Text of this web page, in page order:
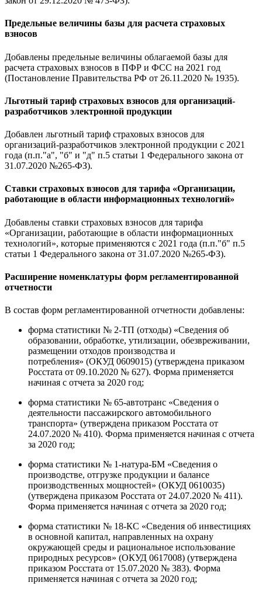
Предельные величины базы для расчета страховых
взносов
Добавлены предельные величины облагаемой базы для
расчета страховых взносов в ПФР и ФСС на 2021 год
(Постановление Правительства РФ от 26.11.2020 № 1935).
Льготный тариф страховых взносов для организаций-
разработчиков электронной продукции
Добавлен льготный тариф страховых взносов для
организаций-разработчиков электронной продукции с 2021
года (п.п."а", "б" и "д" п.5 статьи 1 Федерального закона от
31.07.2020 №265-ФЗ).
Ставки страховых взносов для тарифа «Организации,
работающие в области информационных технологий»
Добавлены ставки страховых взносов для тарифа
«Организации, работающие в области информационных
технологий», которые применяются с 2021 года (п.п."б" п.5
статьи 1 Федерального закона от 31.07.2020 №265-ФЗ).
Расширение номенклатуры форм регламентированной
отчетности
В состав форм регламентированной отчетности добавлены:
форма статистики № 2-ТП (отходы) «Сведения об
образовании, обработке, утилизации, обезвреживании,
размещении отходов производства и
потребления» (ОКУД 0609015) (утверждена приказом
Росстата от 09.10.2020 № 627). Форма применяется
начиная с отчета за 2020 год;
форма статистики № 65-автотранс «Сведения о
деятельности пассажирского автомобильного
транспорта» (утверждена приказом Росстата от
24.07.2020 № 410). Форма применяется начиная с отчета
за 2020 год;
форма статистики № 1-натура-БМ «Сведения о
производстве, отгрузке продукции и балансе
производственных мощностей» (ОКУД 0610035)
(утверждена приказом Росстата от 24.07.2020 № 411).
Форма применяется начиная с отчета за 2020 год;
форма статистики № 18-КС «Сведения об инвестициях
в основной капитал, направленных на охрану
окружающей среды и рациональное использование
природных ресурсов» (ОКУД 0617008) (утверждена
приказом Росстата от 15.07.2020 № 383). Форма
применяется начиная с отчета за 2020 год;